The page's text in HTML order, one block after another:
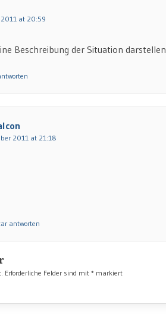
at 20:59
Beschreibung der Situation darstellen
2011 at 21:18
antworten
Erforderliche Felder sind mit * markiert